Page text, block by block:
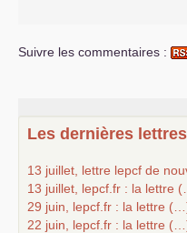
Suivre les commentaires :
Les dernières lettres
13 juillet, lettre lepcf de
13 juillet, lepcf.fr : la lettre
29 juin, lepcf.fr : la lettre
22 juin, lepcf.fr : la lettre